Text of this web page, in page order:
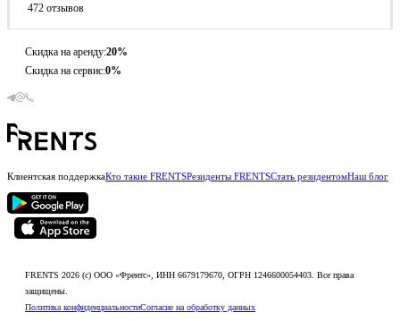
472 отзывов
Скидка на аренду:20%
Скидка на сервис:0%
Клиентская поддержкаКто такие FRENTSРезиденты FRENTSСтать резидентомНаш блог
FRENTS 2026 (c) ООО «Френтс», ИНН 6679179670, ОГРН 1246600054403. Все права
защищены.
Политика конфиденциальностиСогласие на обработку данных